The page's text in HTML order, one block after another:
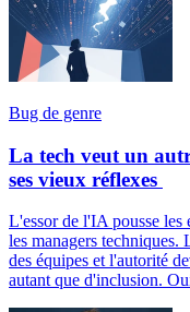
Bug de genre
La tech veut un
ses vieux réflexes
L'essor de l'IA pousse les
les managers techniques.
des équipes et l'autorité
autant que d'inclusion.